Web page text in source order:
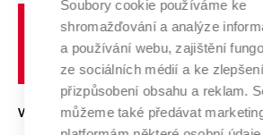
Výzkumné infrastruktury
Transfer znalostí
Open Science
Projekty
Spolupráce se školami
Služby univerzity
Mezinárodní dohody
Univerzitní sítě
Udržitelná univerzita
Podnikavá univerzita / ContriBUTe
Bezpečná univerzita
Vyznamenání
VYSOKÉ UČENÍ TECHNICKÉ V BRNĚ
Soubory cookie používáme ke
shromažďování a analýze
a používání webu, zajištění
ze sociálních médií a ke
přizpůsobení obsahu a reklam.
můžeme také předávat